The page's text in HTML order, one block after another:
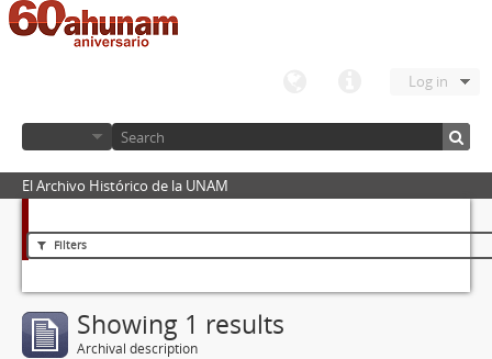
Log in
El Archivo Histórico de la UNAM
Filters
Showing 1 results
Archival description